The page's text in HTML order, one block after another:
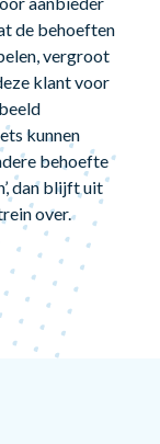
de behoeften
vergroot
klant voor
kunnen
behoefte
dan blijft uit
over.